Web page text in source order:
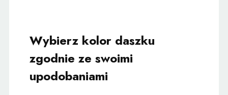
Wybierz kolor daszku
zgodnie ze swoimi
upodobaniami